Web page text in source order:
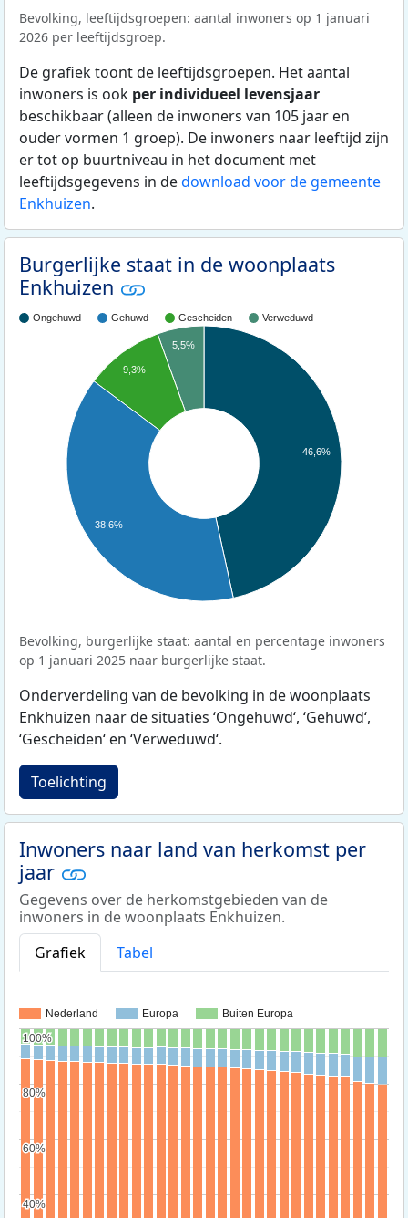
Bevolking, leeftijdsgroepen: aantal inwoners op 1 januari
2026 per leeftijdsgroep.
De grafiek toont de leeftijdsgroepen. Het aantal
inwoners is ook per individueel levensjaar
beschikbaar (alleen de inwoners van 105 jaar en
ouder vormen 1 groep). De inwoners naar leeftijd zijn
er tot op buurtniveau in het document met
leeftijdsgegevens in dedownload voor de gemeente
Enkhuizen.
Burgerlijke staat in de woonplaats
Enkhuizen
Ongehuwd Gehuwd Gescheiden Verweduwd
46,6%
5,5%
9,3%
38,6%
Bevolking, burgerlijke staat: aantal en percentage inwoners
op 1 januari 2025 naar burgerlijke staat.
Onderverdeling van de bevolking in de woonplaats
Enkhuizen naar de situaties ‘Ongehuwd‘, ‘Gehuwd‘,
‘Gescheiden‘ en ‘Verweduwd‘.
Toelichting
Inwoners naar land van herkomst per
jaar
Gegevens over de herkomstgebieden van de
inwoners in de woonplaats Enkhuizen.
Grafiek
Tabel
Nederland Europa Buiten Europa
40%
40%
60%
60%
80%
80%
100%
100%